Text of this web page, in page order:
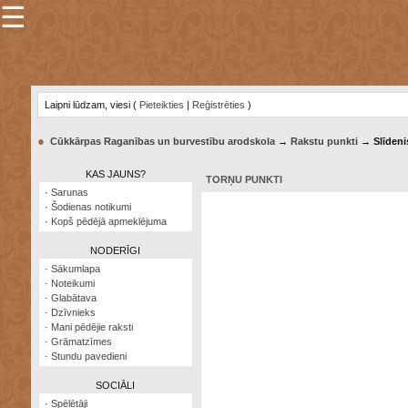
×
Šodienas
Visatcera
almanahs
☰
Laipni lūdzam, viesi ( Pieteikties | Reģistrēties )
● Cūkkārpas Raganības un burvestību arodskola→ Rakstu punkti→
KAS JAUNS?
· Sarunas
· Šodienas notikumi
· Kopš pēdējā apmeklējuma
NODERĪGI
· Sākumlapa
· Noteikumi
· Glabātava
· Dzīvnieks
· Mani pēdējie raksti
· Grāmatzīmes
· Stundu pavedieni
SOCIĀLI
· Spēlētāji
TORŅU PUNKTI